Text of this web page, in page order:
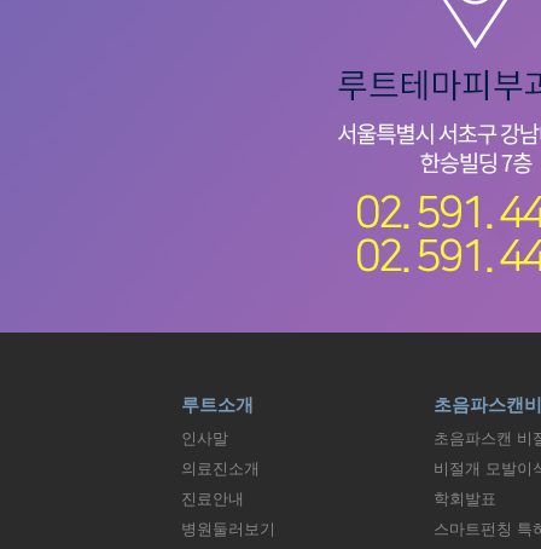
루트소개
인사말
의료진소개
진료안내
병원둘러보기
초음파스캔
초음파스캔 비
비절개 모발이
학회발표
스마트펀칭 특